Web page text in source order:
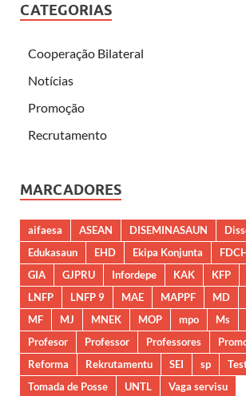
CATEGORIAS
Cooperação Bilateral
Notícias
Promoção
Recrutamento
MARCADORES
aifaesa ASEAN DISEMINASAUN
Edukasaun
EHD Ekipa Konjunta
GIA
GJPRU Infordepe KAK KFP
LNFP
LNFP 9 MAE MAPPF MD
MF
MJ MNEK MOP mpo Ms
Profesor
Professor Professores
Reforma
Rekrutamentu SEI sp
Tomada de Posse
UNTL Vaga servisu